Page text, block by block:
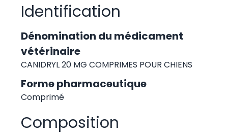
Identification
Dénomination du médicament
vétérinaire
CANIDRYL 20 MG COMPRIMES POUR CHIENS
Forme pharmaceutique
Comprimé
Composition